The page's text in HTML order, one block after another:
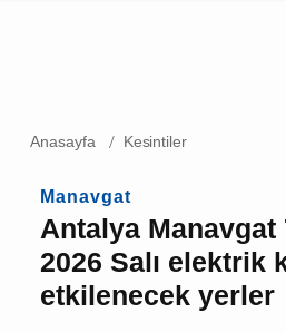
Anasayfa Kesintiler
Manavgat
Antalya
Temmuz 2026
kesintisi